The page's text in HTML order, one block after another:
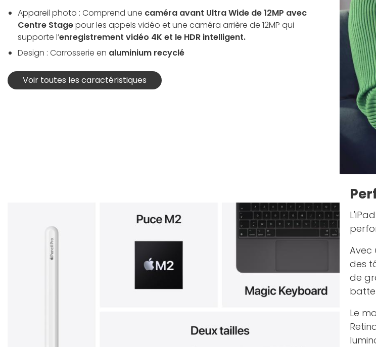
Appareil photo : Comprend une caméra avant Ultra Wide de 12MP avec
Centre Stagepour les appels vidéo et une caméra arrière de 12MP qui
supporte l’enregistrement vidéo 4K et le HDR intelligent.
Design : Carrosserie en aluminium recyclé
Voir toutes les caractéristiques
Avec
des
de
Le